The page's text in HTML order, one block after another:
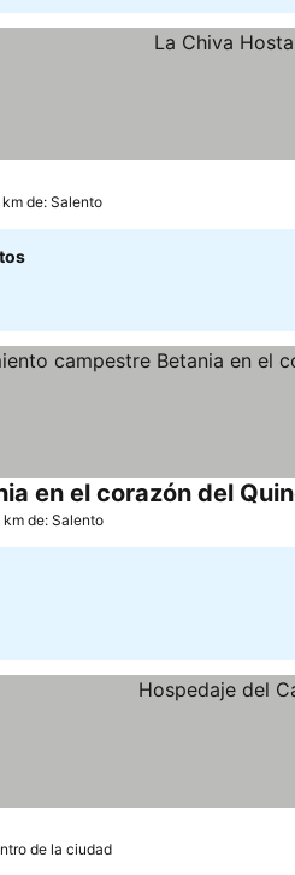
km de: Salento
en el corazón del
km de: Salento
de la ciudad